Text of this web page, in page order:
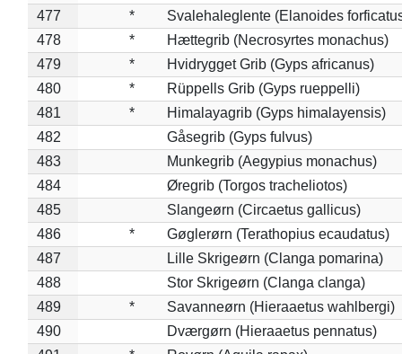
477
*
Svalehaleglente (Elanoides
478
*
Hættegrib (Necrosyrtes monachus)
479
*
Hvidrygget Grib (Gyps africanus)
480
*
Rüppells Grib (Gyps rueppelli)
481
*
Himalayagrib (Gyps himalayensis)
482
Gåsegrib (Gyps fulvus)
483
Munkegrib (Aegypius monachus)
484
Øregrib (Torgos tracheliotos)
485
Slangeørn (Circaetus gallicus)
486
*
Gøglerørn (Terathopius ecaudatus)
487
Lille Skrigeørn (Clanga pomarina)
488
Stor Skrigeørn (Clanga clanga)
489
*
Savanneørn (Hieraaetus wahlbergi)
490
Dværgørn (Hieraaetus pennatus)